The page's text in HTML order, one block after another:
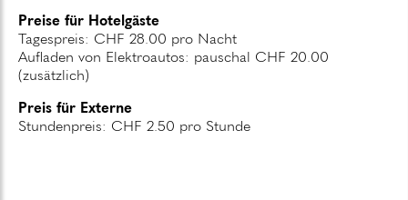
Preise für Hotelgäste
Tagespreis: CHF 28.00 pro Nacht
Aufladen von Elektroautos: pauschal CHF 20.00
(zusätzlich)
Preis für Externe
Stundenpreis: CHF 2.50 pro Stunde